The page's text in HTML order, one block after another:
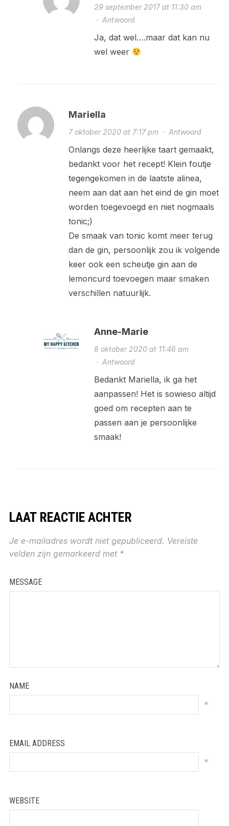
29 september 2017 at 11:30 am
· Antwoord
Ja, dat wel….maar dat kan nu
wel weer
Mariella
7 oktober 2020 at 7:17 pm· Antwoord
Onlangs deze heerlijke taart gemaakt,
bedankt voor het recept! Klein foutje
tegengekomen in de laatste alinea,
neem aan dat aan het eind de gin moet
worden toegevoegd en niet nogmaals
tonic;)
De smaak van tonic komt meer terug
dan de gin, persoonlijk zou ik volgende
keer ook een scheutje gin aan de
lemoncurd toevoegen maar smaken
verschillen natuurlijk.
Anne-Marie
8 oktober 2020 at 11:46 am
· Antwoord
Bedankt Mariella, ik ga het
aanpassen! Het is sowieso altijd
goed om recepten aan te
passen aan je persoonlijke
smaak!
LAAT REACTIE ACHTER
Je e-mailadres wordt niet gepubliceerd. Vereiste
velden zijn gemarkeerd met *
MESSAGE
NAME
*
EMAIL ADDRESS
*
WEBSITE